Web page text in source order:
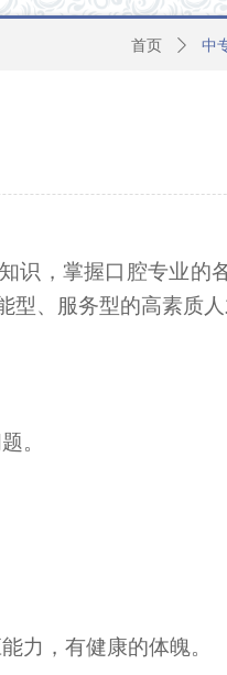
首页 ꄲ 中
识，掌握口腔专业的
、服务型的高素质人
。
力，有健康的体魄。